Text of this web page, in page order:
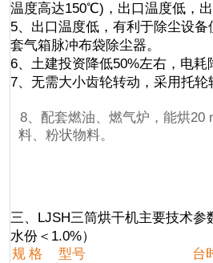
温度高达150℃)，出口温度低，
5、出口温度低，有利于除尘设
套气箱脉冲布袋除尘器。
6、土建投资降低50%左右，电耗
7、无需大小齿轮转动，采用托轮
8、配套燃油、燃气炉，能烘20
料、粉状物料。
三、LJSH三筒烘干机主要技术参
水份＜1.0%）
规 格 型号 台